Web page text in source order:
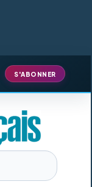
S'ABONNER